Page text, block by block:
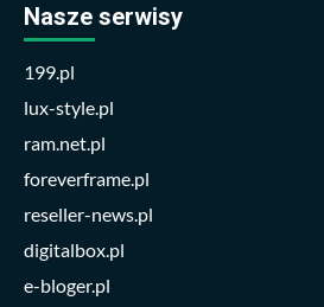
Nasze serwisy
199.pl
lux-style.pl
ram.net.pl
foreverframe.pl
reseller-news.pl
digitalbox.pl
e-bloger.pl